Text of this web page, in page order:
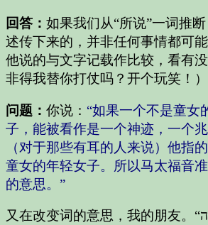
回答： 如果我们从“所说”一词推
述传下来的，并非任何事情都可
他说的与文字记载作比较，看有
非得我替你打仗吗？开个玩笑！）
问题： 你说： “如果一个不是童女
子，能被看作是一个神迹，一个
（对于那些有耳的人来说）他指
童女的年轻女子。所以马太福音
的意思。”
又在改变词的意思，我的朋友。“עלמה”（少女）和